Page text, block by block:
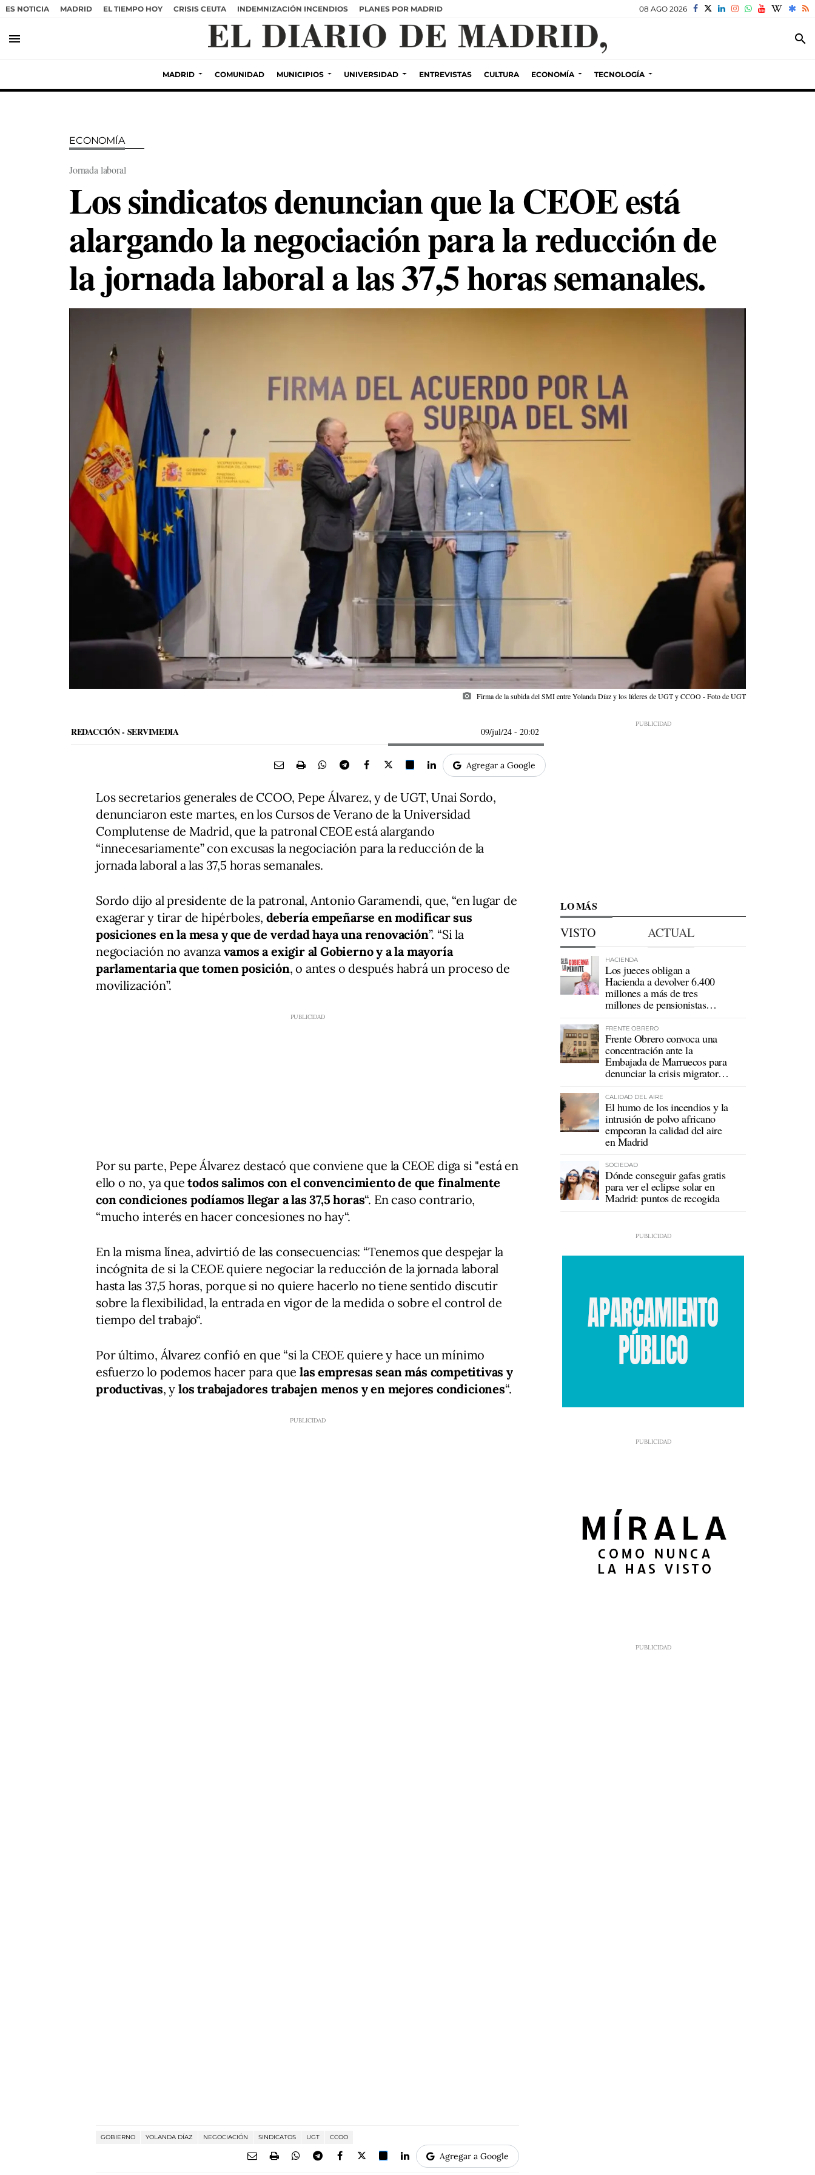
ES NOTICIA MADRID EL TIEMPO HOY CRISIS CEUTA INDEMNIZACIÓN INCENDIOS PLANES POR MADRID 08 AGO 2026
menu search
MADRID COMUNIDAD MUNICIPIOS UNIVERSIDAD ENTREVISTAS CULTURA ECONOMÍA TECNOLOGÍA
ECONOMÍA
Jornada laboral
Los sindicatos denuncian que la CEOE está
alargando la negociación para la reducción de
la jornada laboral a las 37,5 horas semanales.
photo_camera Firma de la subida del SMI entre Yolanda Díaz y los líderes de UGT y CCOO - Foto de UGT
REDACCIÓN - SERVIMEDIA 09/jul/24 - 20:02
Agregar a Google
Los secretarios generales de CCOO, Pepe Álvarez, y de UGT, Unai Sordo,
denunciaron este martes, en los Cursos de Verano de la Universidad
Complutense de Madrid, que la patronal CEOE está alargando
“innecesariamente” con excusas la negociación para la reducción de la
jornada laboral a las 37,5 horas semanales.
Sordo dijo al presidente de la patronal, Antonio Garamendi, que, “en lugar de
exagerar y tirar de hipérboles, debería empeñarse en modificar sus
posiciones en la mesa y que de verdad haya una renovación”. “Si la
negociación no avanza vamos a exigir al Gobierno y a la mayoría
parlamentaria que tomen posición, o antes o después habrá un proceso de
movilización”.
Por su parte, Pepe Álvarez destacó que conviene que la CEOE diga si "está en
ello o no, ya quetodos salimos con el convencimiento de que finalmente
con condiciones podíamos llegar a las 37,5 horas“. En caso contrario,
“mucho interés en hacer concesiones no hay“.
En la misma línea, advirtió de las consecuencias: “Tenemos que despejar la
incógnita de si la CEOE quiere negociar la reducción de la jornada laboral
hasta las 37,5 horas, porque si no quiere hacerlo no tiene sentido discutir
sobre la flexibilidad, la entrada en vigor de la medida o sobre el control de
tiempo del trabajo“.
Por último, Álvarez confió en que “si la CEOE quiere y hace un mínimo
esfuerzo lo podemos hacer para que las empresas sean más competitivas y
productivas, ylos trabajadores trabajen menos y en mejores condiciones“.
GOBIERNO YOLANDA DÍAZ NEGOCIACIÓN SINDICATOS UGT CCOO
Agregar a Google
LO MÁS
VISTO ACTUAL
HACIENDA
Los jueces obligan a
Hacienda a devolver 6.400
millones a más de tres
millones de pensionistas
FRENTE OBRERO
Frente Obrero convoca una
concentración ante la
Embajada de Marruecos para
denunciar la crisis migratoria
CALIDAD DEL AIRE
El humo de los incendios y la
intrusión de polvo africano
empeoran la calidad del aire
en Madrid
SOCIEDAD
Dónde conseguir gafas gratis
para ver el eclipse solar en
Madrid: puntos de recogida